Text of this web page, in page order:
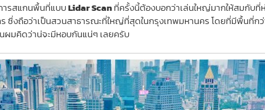
ารสแกนพื้นที่แบบLidar Scanที่ครั้งนี้ต้องบอกว่าเล่นใหญ่มากให้สมกับ
ซึ่งถือว่าเป็นสวนสาธารณะที่ใหญ่ที่สุดในกรุงเทพมหานคร โดยที่มีพื้นที่ก
นผมคิดว่าน่จะมีหอบกันแน่ๆ เลยครับ